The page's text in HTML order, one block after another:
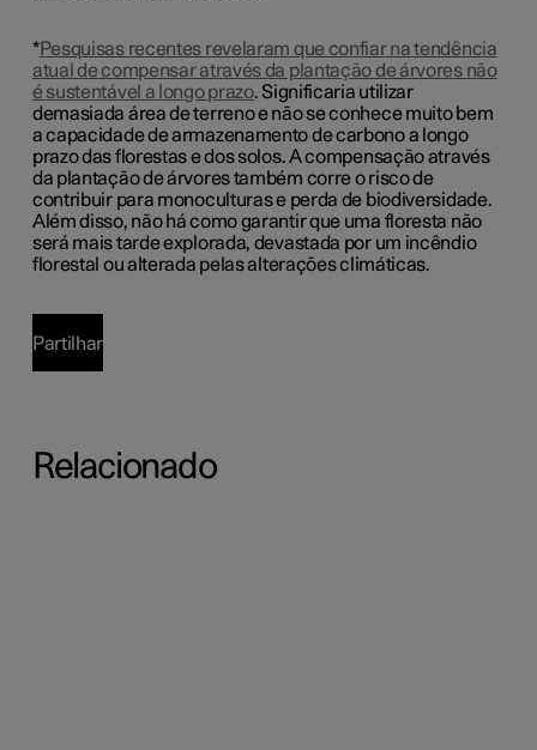
*Pesquisas recentes revelaram que confiar na tendência
atual de compensar através da plantação de árvores não
é sustentável a longo prazo. Significaria utilizar
demasiada área de terreno e não se conhece muito bem
a capacidade de armazenamento de carbono a longo
prazo das florestas e dos solos. A compensação através
da plantação de árvores também corre o risco de
contribuir para monoculturas e perda de biodiversidade.
Além disso, não há como garantir que uma floresta não
será mais tarde explorada, devastada por um incêndio
florestal ou alterada pelas alterações climáticas.
Partilhar
Relacionado